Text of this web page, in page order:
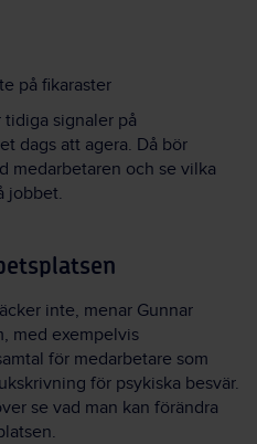
på fikaraster
tidiga signaler på
dags att agera. Då bör
medarbetaren och se vilka
jobbet.
inte, menar Gunnar
med exempelvis
för medarbetare som
för psykiska besvär.
se vad man kan förändra